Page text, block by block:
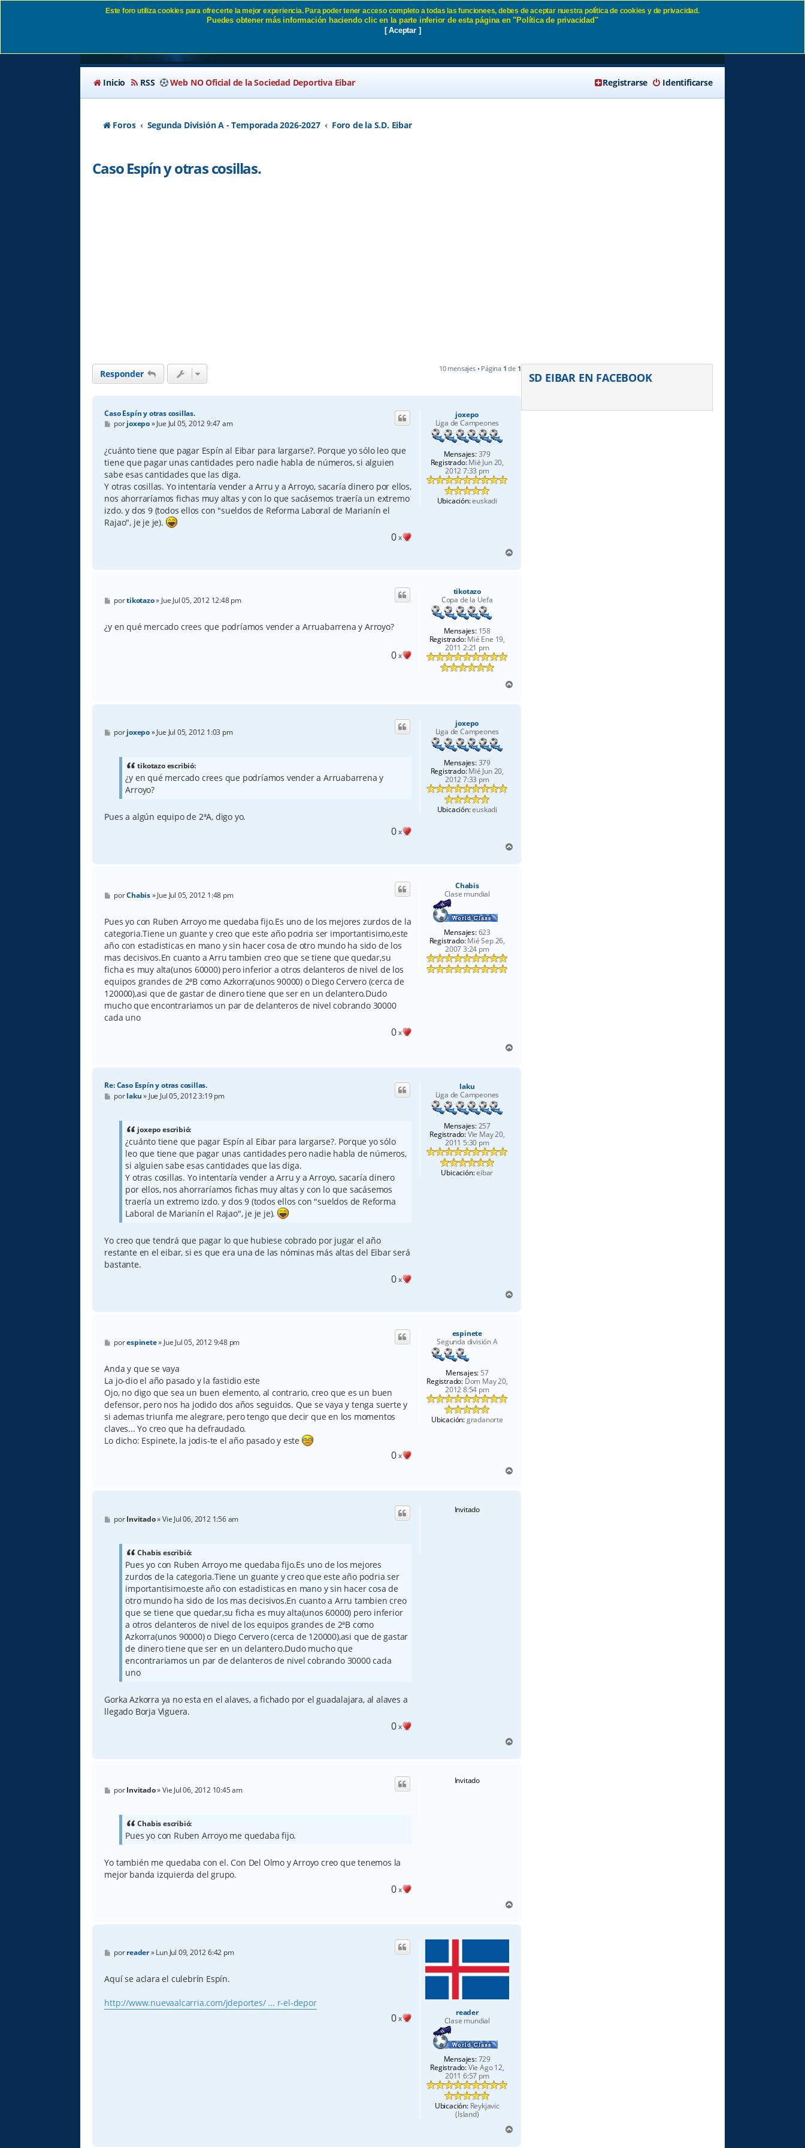
Caso Espín y otras cosillas. SD Eibar
Inicio RSS Web NO Oficial de la Sociedad Deportiva Eibar Identificarse
Registrarse
Foros Segunda División A - Temporada 2026-2027 Foro de la S.D. Eibar
Caso Espín y otras cosillas.
Responder 10 mensajes • Página 1 de 1
joxepo
Liga de Campeones
Mensajes:379
Registrado:Mié Jun 20,
2012 7:33 pm
Ubicación:euskadi
Caso Espín y otras cosillas.
M
e
s
a
j
e
porjoxepo»Jue Jul 05, 2012 9:47 am
¿cuánto tiene que pagar Espín al Eibar para largarse?. Porque yo sólo leo que
tiene que pagar unas cantidades pero nadie habla de números, si alguien
sabe esas cantidades que las diga.
Y otras cosillas. Yo intentaría vender a Arru y a Arroyo, sacaría dinero por ellos,
nos ahorraríamos fichas muy altas y con lo que sacásemos traería un extremo
izdo. y dos 9 (todos ellos con "sueldos de Reforma Laboral de Marianín el
Rajao", je je je).
0x
r
tikotazo
Copa de la Uefa
Mensajes:158
Registrado:Mié Ene 19,
2011 2:21 pm
M
e
s
a
portikotazo» Jue Jul 05, 2012 12:48 pm
¿y en qué mercado crees que podríamos vender a Arruabarrena y Arroyo?
0x
r
joxepo
Liga de Campeones
Mensajes:379
Registrado:Mié Jun 20,
2012 7:33 pm
Ubicación:euskadi
M
e
porjoxepo»Jue Jul 05, 2012 1:03 pm
tikotazo escribió:
¿y en qué mercado crees que podríamos vender a Arruabarrena y
Arroyo?
Pues a algún equipo de 2ªA, digo yo.
0x
r
Chabis
Clase mundial
Mensajes:623
Registrado:Mié Sep 26,
2007 3:24 pm
M
e
s
a
j
e
porChabis»Jue Jul 05, 2012 1:48 pm
Pues yo con Ruben Arroyo me quedaba fijo.Es uno de los mejores zurdos de la
categoria.Tiene un guante y creo que este año podria ser importantisimo,este
año con estadisticas en mano y sin hacer cosa de otro mundo ha sido de los
mas decisivos.En cuanto a Arru tambien creo que se tiene que quedar,su
ficha es muy alta(unos 60000) pero inferior a otros delanteros de nivel de los
equipos grandes de 2ªB como Azkorra(unos 90000) o Diego Cervero (cerca de
120000),asi que de gastar de dinero tiene que ser en un delantero.Dudo
mucho que encontrariamos un par de delanteros de nivel cobrando 30000
cada uno
0x
r
laku
Liga de Campeones
Mensajes:257
Registrado:Vie May 20,
2011 5:30 pm
Ubicación:eibar
Re: Caso Espín y otras cosillas.
M
e
porlaku» Jue Jul 05, 2012 3:19 pm
joxepo escribió:
¿cuánto tiene que pagar Espín al Eibar para largarse?. Porque yo sólo
leo que tiene que pagar unas cantidades pero nadie habla de números,
si alguien sabe esas cantidades que las diga.
Y otras cosillas. Yo intentaría vender a Arru y a Arroyo, sacaría dinero
por ellos, nos ahorraríamos fichas muy altas y con lo que sacásemos
traería un extremo izdo. y dos 9 (todos ellos con "sueldos de Reforma
Laboral de Marianín el Rajao", je je je).
Yo creo que tendrá que pagar lo que hubiese cobrado por jugar el año
restante en el eibar, si es que era una de las nóminas más altas del Eibar será
bastante.
0x
r
espinete
Segunda división A
Mensajes: 57
Registrado:Dom May 20,
2012 8:54 pm
Ubicación:gradanorte
M
e
s
a
j
e
porespinete» Jue Jul 05, 2012 9:48 pm
Anda y que se vaya
La jo-dio el año pasado y la fastidio este
Ojo, no digo que sea un buen elemento, al contrario, creo que es un buen
defensor, pero nos ha jodido dos años seguidos. Que se vaya y tenga suerte y
si ademas triunfa me alegrare, pero tengo que decir que en los momentos
claves... Yo creo que ha defraudado.
Lo dicho: Espinete, la jodis-te el año pasado y este
0x
r
Invitado
M
e
porInvitado»Vie Jul 06, 2012 1:56 am
Chabis escribió:
Pues yo con Ruben Arroyo me quedaba fijo.Es uno de los mejores
zurdos de la categoria.Tiene un guante y creo que este año podria ser
importantisimo,este año con estadisticas en mano y sin hacer cosa de
otro mundo ha sido de los mas decisivos.En cuanto a Arru tambien creo
que se tiene que quedar,su ficha es muy alta(unos 60000) pero inferior
a otros delanteros de nivel de los equipos grandes de 2ªB como
Azkorra(unos 90000) o Diego Cervero (cerca de 120000),asi que de gastar
de dinero tiene que ser en un delantero.Dudo mucho que
encontrariamos un par de delanteros de nivel cobrando 30000 cada
uno
Gorka Azkorra ya no esta en el alaves, a fichado por el guadalajara, al alaves a
llegado Borja Viguera.
0x
r
Invitado
M
e
porInvitado»Vie Jul 06, 2012 10:45 am
Chabis escribió:
Pues yo con Ruben Arroyo me quedaba fijo.
Yo también me quedaba con el. Con Del Olmo y Arroyo creo que tenemos la
mejor banda izquierda del grupo.
0x
r
reader
Clase mundial
Mensajes:729
Registrado:Vie Ago 12,
2011 6:57 pm
Ubicación:Reykjavic
(Island)
M
e
s
a
e
porreader»Lun Jul 09, 2012 6:42 pm
Aquí se aclara el culebrín Espín.
http://www.nuevaalcarria.com/jdeportes/ ... r-el-depor
0x
SD EIBAR EN FACEBOOK
Este foro utiliza cookies para ofrecerte la mejor experiencia. Para poder tener acceso completo a todas las funcionees, debes de aceptar nuestra política de cookies y de privacidad.
Puedes obtener más información haciendo clic en la parte inferior de esta página en "Política de privacidad"
[ Aceptar ]